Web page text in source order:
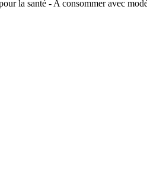
la santé - A consommer avec